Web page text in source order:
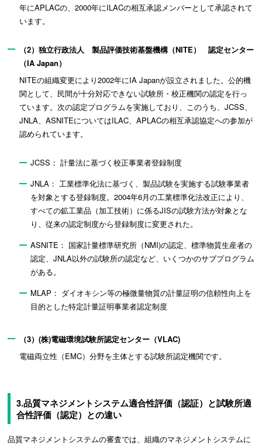
年にAPLACの、2000年にILACの相互承認メンバーとして承認されて
います。
（2）独立行政法人 製品評価技術基盤機構（NITE） 認定センター
（IA Japan）
NITEの組織変更により2002年にIA Japanが設立されました。公的機
関として、民間が十分対応できない試験所・校正機関の認定を行っ
ています。次の認定プログラムを実施しており、このうち、JCSS、
JNLA、ASNITEについてはILAC、APLACの相互承認協定への参加が
認められています。
JCSS： 計量法に基づく校正事業者登録制度
JNLA： 工業標準化法に基づく、製品試験を実施する試験事業者
を対象とする登録制度。2004年6月の工業標準化法改正により、
すべての鉱工業品（加工技術）に係るJISの試験方法が対象とな
り、従来の認定制度から登録制度に変更された。
ASNITE： 国家計量標準研究所（NMI)の認定、標準物質生産者の
認定、JNLA以外の試験所の認定など、いくつかのサブプログラム
がある。
MLAP： ダイオキシン等の極微量物質の計量証明の信頼性向上を
目的とした特定計量証明事業者認定制度
（3）(株)電磁環境試験所認定センター（VLAC)
電磁両立性（EMC）分野を主体とする試験所認定機関です。
3.品質マネジメントシステム適合性評価（認証）と試験所適
合性評価（認定）との違い
品質マネジメントシステムの審査では、組織のマネジメントシステムに